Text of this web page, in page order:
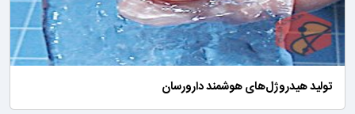
تولید هیدروژل‌های هوشمند دارورسان